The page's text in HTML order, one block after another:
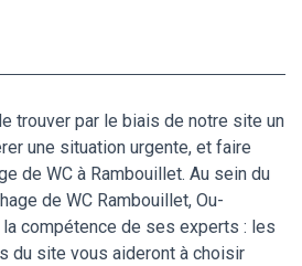
trouver par le biais de notre site un
une situation urgente, et faire
de WC à Rambouillet. Au sein du
de WC Rambouillet, Ou-
compétence de ses experts : les
du site vous aideront à choisir